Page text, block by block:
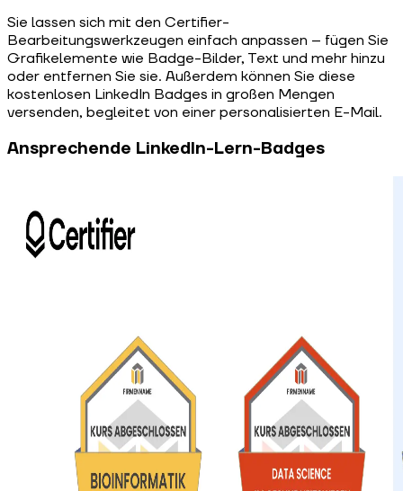
Sie lassen sich mit den Certifier-
Bearbeitungswerkzeugen einfach anpassen – fügen Sie
Grafikelemente wie Badge-Bilder, Text und mehr hinzu
oder entfernen Sie sie. Außerdem können Sie diese
kostenlosen LinkedIn Badges in großen Mengen
versenden, begleitet von einer personalisierten E-Mail.
Ansprechende LinkedIn-Lern-Badges